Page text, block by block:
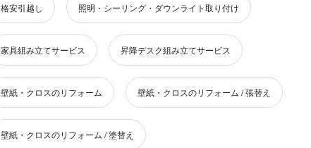
格安引越し 照明・シーリング・ダウンライト取り付け
家具組み立てサービス 昇降デスク組み立てサービス
壁紙・クロスのリフォーム 壁紙・クロスのリフォーム / 張替え
壁紙・クロスのリフォーム / 塗替え